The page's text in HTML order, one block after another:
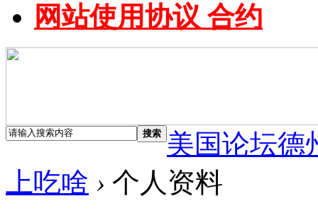
网站使用协议 合约
搜索
美国论坛德
上吃啥 › 个人资料